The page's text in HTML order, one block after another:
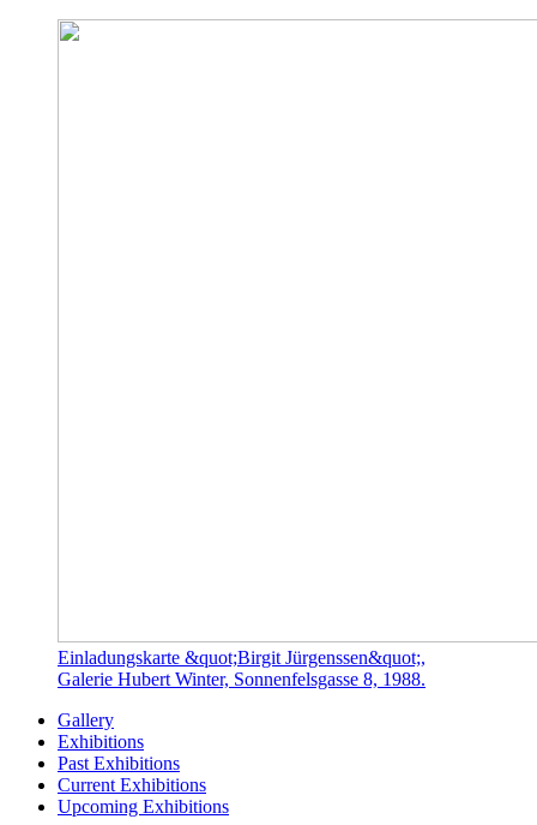
Einladungskarte &quot;Birgit Jürgenssen&quot;,
Galerie Hubert Winter, Sonnenfelsgasse 8, 1988.
Gallery
Exhibitions
Past Exhibitions
Current Exhibitions
Upcoming Exhibitions